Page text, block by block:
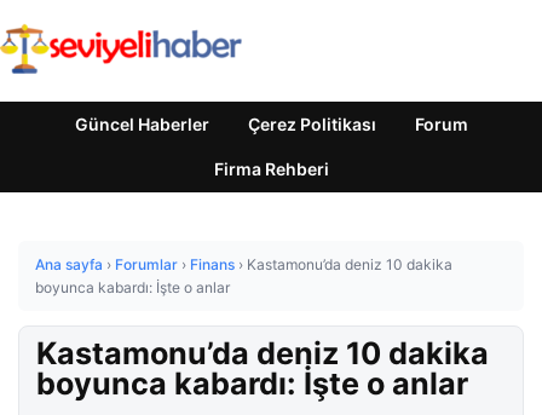
Güncel Haberler Çerez Politikası Forum
Firma Rehberi
Ana sayfa › Forumlar › Finans › Kastamonu’da deniz 10 dakika
boyunca kabardı: İşte o anlar
Kastamonu’da deniz 10 dakika
boyunca kabardı: İşte o anlar